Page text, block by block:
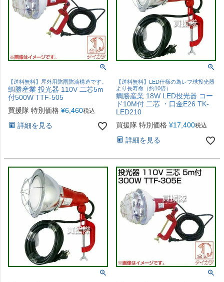
【送料無料】屋外用防雨防滴構造です。
鯛勝産業 投光器 110V 二芯5m
付500W TTF-505
買援隊 特別価格 ¥6,460税込
詳細を見る
【送料無料】LED仕様の為レフ球投光器
より長寿命（約10倍）
鯛勝産業 18W LED投光器 コー
ド10M付 二芯 ・口金E26 TK-
LED210
買援隊 特別価格 ¥17,400税込
詳細を見る